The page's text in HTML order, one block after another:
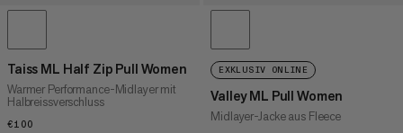
Taiss ML Half Zip Pull Women
Warmer Performance-Midlayer mit
Halbreissverschluss
€100
EXKLUSIV ONLINE
Valley ML Pull Women
Midlayer-Jacke aus Fleece